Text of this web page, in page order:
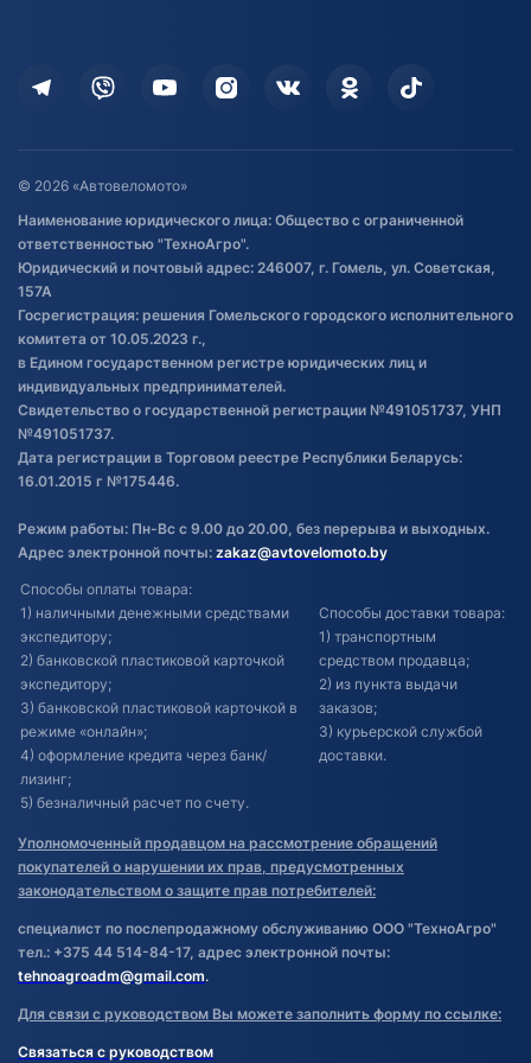
Доставка
Дополнительные услуги
Оставить отзыв
Договор публичной оферты
Обработка файлов cookie
Постановка транспорта на учет
Обновления в ЭПТС 2024
Здоровье
© 2026 «Автовеломото»
Наименование юридического лица: Общество с ограниченной
ответственностью "ТехноАгро".
Юридический и почтовый адрес: 246007, г. Гомель, ул. Советская,
157А
Госрегистрация: решения Гомельского городского исполнительного
комитета от 10.05.2023 г.,
в Едином государственном регистре юридических лиц и
индивидуальных предпринимателей.
Свидетельство о государственной регистрации №491051737, УНП
№491051737.
Дата регистрации в Торговом реестре Республики Беларусь:
16.01.2015 г №175446.
Режим работы: Пн-Вс с 9.00 до 20.00, без перерыва и выходных.
Адрес электронной почты: zakaz@avtovelomoto.by
Способы оплаты товара:
1) наличными денежными средствами
экспедитору;
2) банковской пластиковой карточкой
экспедитору;
3) банковской пластиковой карточкой в
режиме «онлайн»;
4) оформление кредита через банк/
лизинг;
5) безналичный расчет по счету.
Способы доставки товара:
1) транспортным
средством продавца;
2) из пункта выдачи
заказов;
3) курьерской службой
доставки.
Уполномоченный продавцом на рассмотрение обращений
покупателей о нарушении их прав, предусмотренных
законодательством о защите прав потребителей:
специалист по послепродажному обслуживанию ООО "ТехноАгро"
тел.: +375 44 514-84-17, адрес электронной почты:
tehnoagroadm@gmail.com.
Для связи с руководством Вы можете заполнить форму по ссылке:
Связаться с руководством